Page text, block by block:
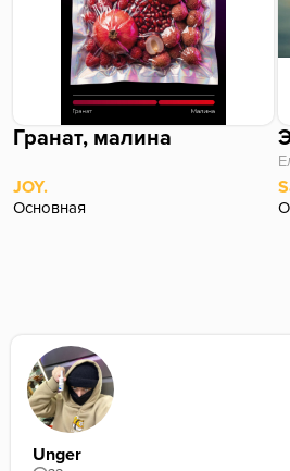
Гранат, малина
JOY.
Основная
Unger